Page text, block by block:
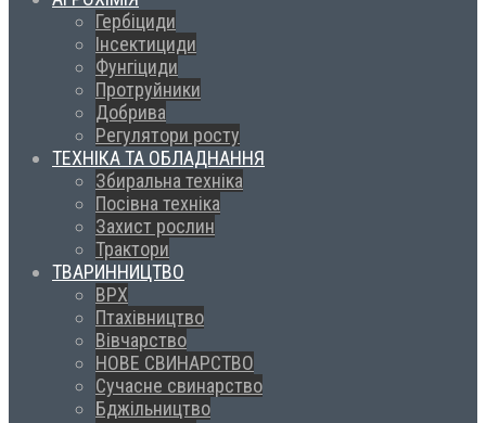
Гербіциди
Інсектициди
Фунгіциди
Протруйники
Добрива
Регулятори росту
ТЕХНІКА ТА ОБЛАДНАННЯ
Збиральна техніка
Посівна техніка
Захист рослин
Трактори
ТВАРИННИЦТВО
ВРХ
Птахівництво
Вівчарство
НОВЕ СВИНАРСТВО
Сучасне свинарство
Бджільництво